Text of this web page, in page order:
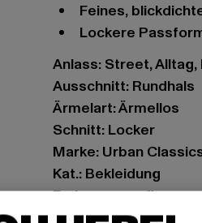
feines,
lockere
Anlass: Street,
Ausschnitt: Rundhals
Ärmelart: Ärmellos
Schnitt: Locker
Marke: Urban
Kat.: Bekleidung
Farbe: camouflage
Hersteller Farbe: